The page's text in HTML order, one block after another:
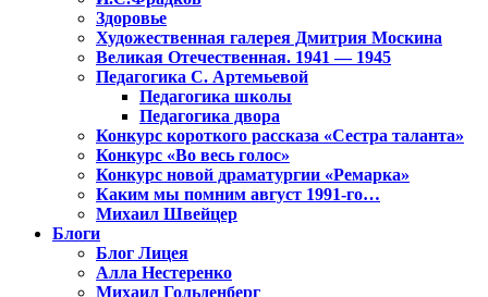
Здоровье
Художественная галерея Дмитрия Москина
Великая Отечественная. 1941 — 1945
Педагогика С. Артемьевой
Педагогика школы
Педагогика двора
Конкурс короткого рассказа «Сестра таланта»
Конкурс «Во весь голос»
Конкурс новой драматургии «Ремарка»
Каким мы помним август 1991-го…
Михаил Швейцер
Блоги
Блог Лицея
Алла Нестеренко
Михаил Гольденберг